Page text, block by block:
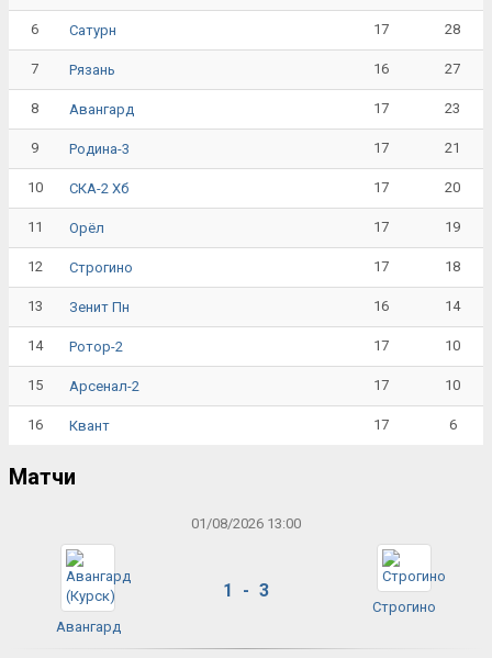
6 Сатурн 17 28
7 Рязань 16 27
8 Авангард 17 23
9 Родина-3 17 21
10 СКА-2 Хб 17 20
11 Орёл 17 19
12 Строгино 17 18
13 Зенит Пн 16 14
14 Ротор-2 17 10
15 Арсенал-2 17 10
16 Квант 17 6
Матчи
01/08/2026 13:00
Авангард
1 - 3
Строгино